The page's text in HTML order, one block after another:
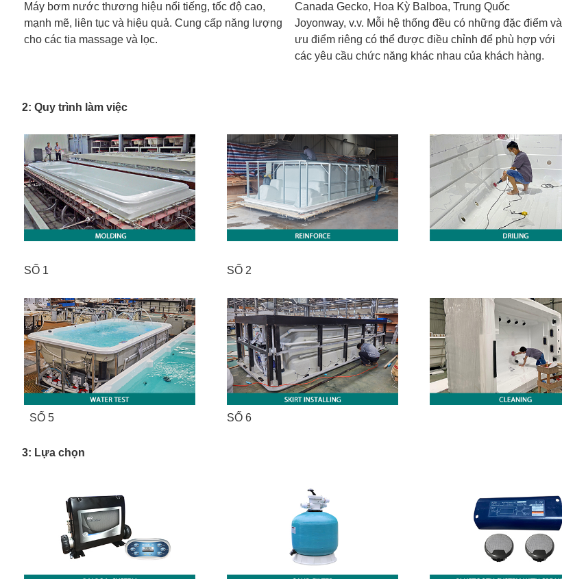
Máy bơm nước thương hiệu nổi tiếng, tốc độ cao,
mạnh mẽ, liên tục và hiệu quả. Cung cấp năng lượng
cho các tia massage và lọc.
Canada Gecko, Hoa Kỳ Balboa, Trung Quốc
Joyonway, v.v. Mỗi hệ thống đều có những đặc điểm và
ưu điểm riêng có thể được điều chỉnh để phù hợp với
các yêu cầu chức năng khác nhau của khách hàng.
2: Quy trình làm việc
SỐ 1 SỐ 2
SỐ 5 SỐ 6
3: Lựa chọn